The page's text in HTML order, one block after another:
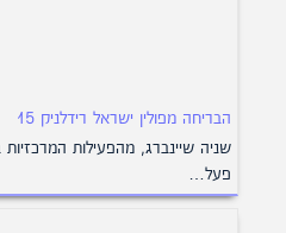
הבריחה מפולין ישראל רידלניק 15
שניה שיינברג, מהפעילות
פעל…